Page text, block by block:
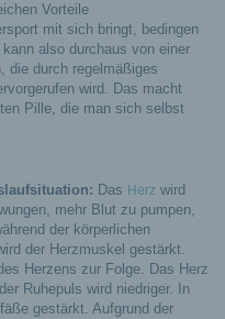
Vorteile
mit sich bringt, bedingen
also durchaus von einer
die durch regelmäßiges
wird. Das macht
Pille, die man sich selbst
Das Herz wird
mehr Blut zu pumpen,
der körperlichen
der Herzmuskel gestärkt.
Herzens zur Folge. Das Herz
Ruhepuls wird niedriger. In
gestärkt. Aufgrund der